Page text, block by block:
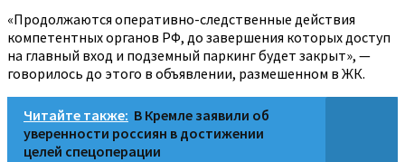
«Продолжаются оперативно-следственные действия
компетентных органов РФ, до завершения которых доступ
на главный вход и подземный паркинг будет закрыт», —
говорилось до этого в объявлении, размешенном в ЖК.
Читайте также: В Кремле заявили об
уверенности россиян в достижении
целей спецоперации